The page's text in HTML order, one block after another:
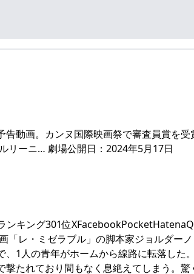
動画。カンヌ国際映画祭で審査員賞を受
リーニ… 劇場公開日：2024年5月17日
ンキング301位
レ・ミゼラブル」の脚本家ジョルダーノ
1人の青年がホームから線路に転落した
たれており間もなく息絶えてしまう。驚